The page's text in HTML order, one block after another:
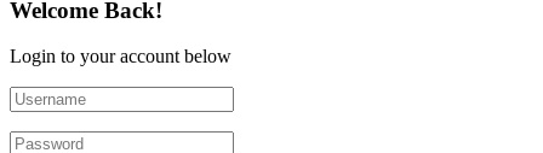
Welcome Back!
Login to your account below